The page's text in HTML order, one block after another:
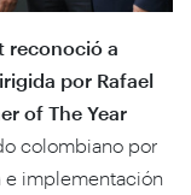
reconoció a
por Rafael
of The Year
colombiano por
e implementación